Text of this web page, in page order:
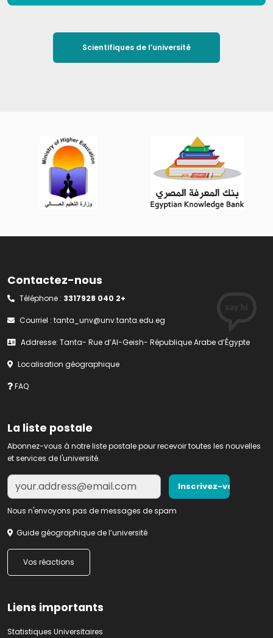
Scientifiques de l’université
Contactez-nous
Téléphone : 3317928 040 2+
Courriel : tanta_unv@unv.tanta.edu.eg
Addresse: Tanta- Rue d’Al-Geish- République Arabe d’Égypte
Localisation géographique
FAQ
La liste postale
Abonnez-vous à notre liste postale pour recevoir toutes les nouvelles
et services de l'université.
Nous n'envoyons pas de messages de spam
Guide géographique de l’université
Vos réactions
Liens importants
Statistiques Universitaires